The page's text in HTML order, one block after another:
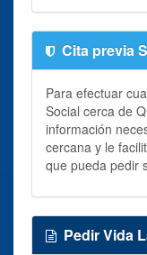
Cita previa
Para efectuar
Social cerca de
información
cercana y le
que pueda pedir
Pedir Vida